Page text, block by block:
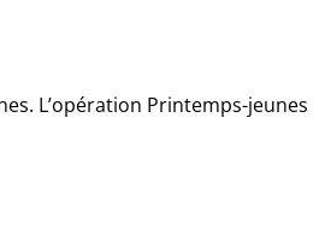
L’opération Printemps-jeunes